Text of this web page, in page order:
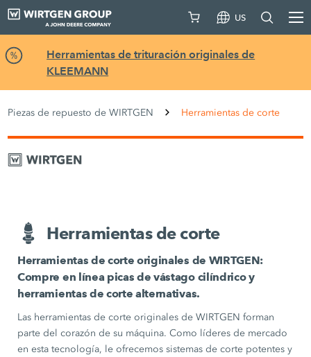
US
Herramientas de trituración originales de
KLEEMANN
Piezas de repuesto de WIRTGEN Herramientas de corte
Herramientas de corte
Herramientas de corte originales de WIRTGEN:
Compre en línea picas de vástago cilíndrico y
herramientas de corte alternativas.
Las herramientas de corte originales de WIRTGEN forman
parte del corazón de su máquina. Como líderes de mercado
en esta tecnología, le ofrecemos sistemas de corte potentes y